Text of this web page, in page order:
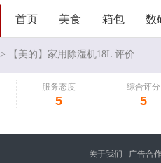
首页 美食 箱包 数
> 【美的】家用除湿机18L 评价
服务态度
5
综合评分
5
关于我们 广告合